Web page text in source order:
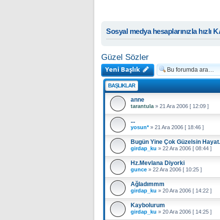
Sosyal medya hesaplarınızla hızlı
Güzel Sözler
Yeni Başlık
BAŞLIKLAR
anne
tarantula » 21 Ara 2006 [ 12:09 ]
...
yosun*» 21 Ara 2006 [ 18:46 ]
Bugün Yine Çok Güzelsin
girdap_ku » 22 Ara 2006 [ 08:44 ]
Hz.Mevlana Diyorki
gunce » 22 Ara 2006 [ 10:25 ]
Ağladımmm
girdap_ku » 20 Ara 2006 [ 14:22 ]
Kaybolurum
girdap_ku » 20 Ara 2006 [ 14:25 ]